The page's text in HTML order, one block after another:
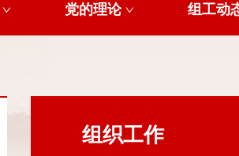
党的理论 组工动
组织工作